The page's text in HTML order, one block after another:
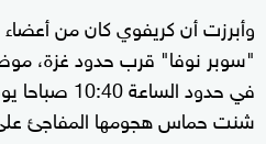
وأبرزت أن كريفوي كان من
"سوبر نوفا" قرب حدود غزة،
في حدود
شنت حماس هجومها المفاجئ